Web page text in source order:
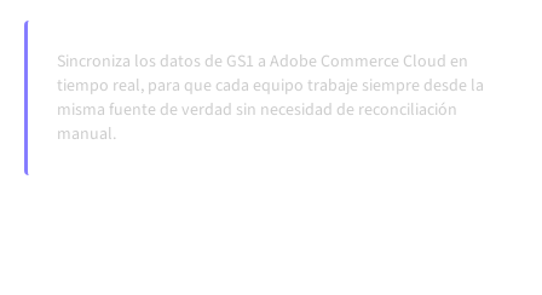
Sincroniza los datos de GS1 a Adobe Commerce Cloud en
tiempo real, para que cada equipo trabaje siempre desde la
misma fuente de verdad sin necesidad de reconciliación
manual.